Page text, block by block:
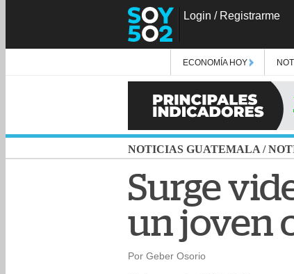
Login / Registrarme
ECONOMÍA HOY
NOTICIAS GUATEMALA /
Surge
un joven
Por Geber Osorio